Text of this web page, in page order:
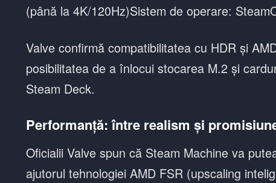
(până la 4K/120Hz)Sistem de operare:
Valve confirmă compatibilitatea cu HDR și
posibilitatea de a înlocui stocarea M.2 și
Steam Deck.
Performanță: între realism și
Oficialii Valve spun că Steam Machine va
ajutorul tehnologiei AMD FSR (upscaling